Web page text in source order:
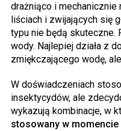
drażniąco i mechanicznie
liściach i zwijających się
typu nie będą skuteczne.
wody. Najlepiej działa z
zmiękczającego wodę,
W doświadczeniach
insektycydów, ale
wykazują kombinacje, w
stosowany w